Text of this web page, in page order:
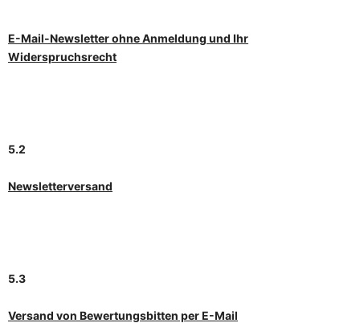
E-Mail-Newsletter ohne Anmeldung und Ihr
Widerspruchsrecht
5.2
Newsletterversand
5.3
Versand von Bewertungsbitten per E-Mail